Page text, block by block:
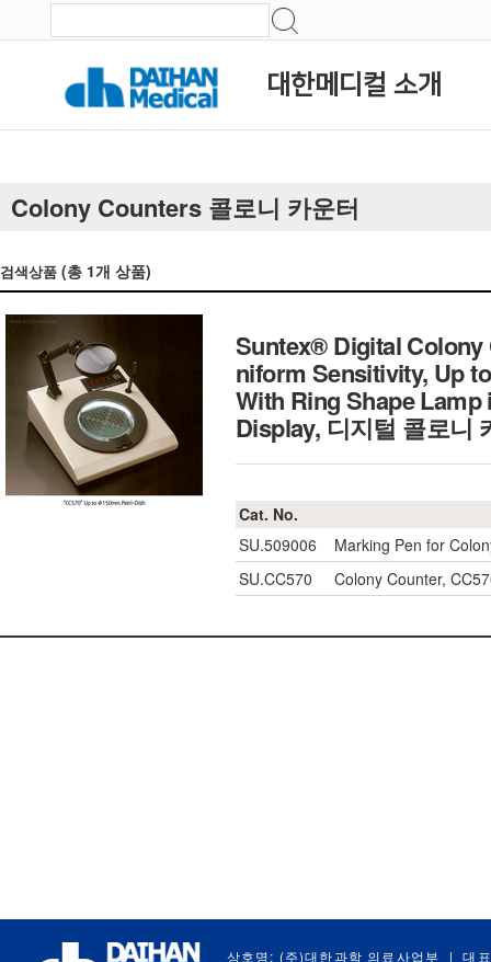
대한메디컬 소개
Colony Counters 콜로니 카운터
검색상품 (총 1개 상품)
Suntex® Digital Colony
niform Sensitivity, Up
With Ring Shape
Display, 디지털 콜로니
Cat. No.
SU.509006
Marking Pen for
SU.CC570
Colony Counter,
상호명: (주)대한과학 의료사업부 |
대